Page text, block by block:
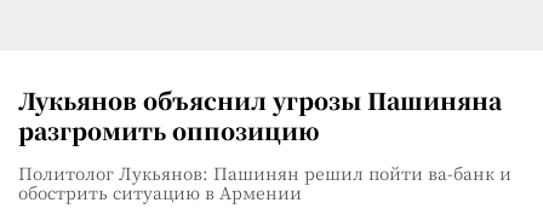
Лукьянов объяснил угрозы Пашиняна
разгромить оппозицию
Политолог Лукьянов: Пашинян решил пойти ва-банк и
обострить ситуацию в Армении